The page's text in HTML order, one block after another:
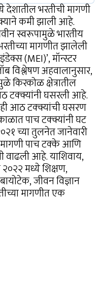
देशातील भरतीची मागणी
कमी झाली आहे.
स्वरूपामुळे भारतीय
मागणीत झालेली
(MEI)’, मॉन्स्टर
विश्लेषण अहवालानुसार,
किरकोळ क्षेत्रातील
टक्क्यांनी घसरली आहे.
आठ टक्क्यांची घसरण
पाच टक्क्यांनी घट
च्या तुलनेत जानेवारी
मागणी पाच टक्के आणि
वाढली आहे. याशिवाय,
मध्ये शिक्षण,
जीवन विज्ञान
मागणीत एक